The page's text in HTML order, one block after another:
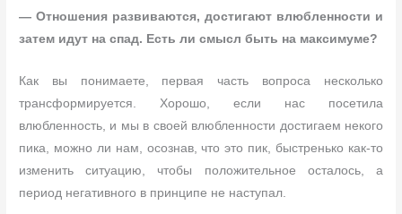
— Отношения развиваются, достигают влюбленности и
затем идут на спад. Есть ли смысл быть на максимуме?
Как вы понимаете, первая часть вопроса несколько
трансформируется. Хорошо, если нас посетила
влюбленность, и мы в своей влюбленности достигаем некого
пика, можно ли нам, осознав, что это пик, быстренько как-то
изменить ситуацию, чтобы положительное осталось, а
период негативного в принципе не наступал.